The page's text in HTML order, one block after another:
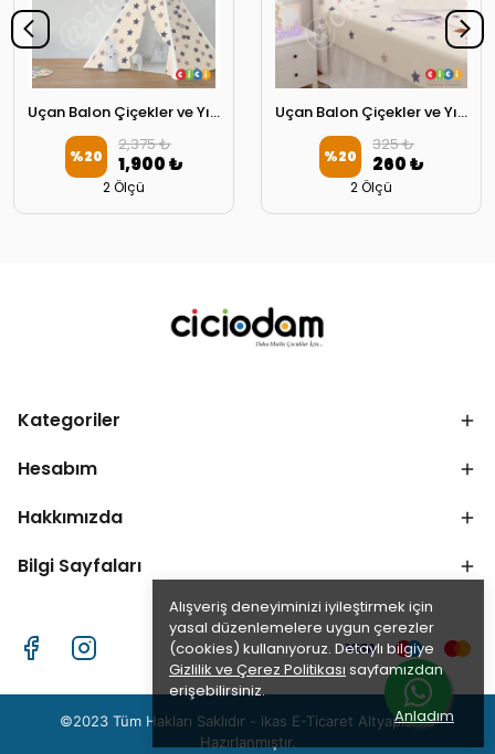
Alışveriş deneyiminizi iyileştirmek için
yasal düzenlemelere uygun çerezler
(cookies) kullanıyoruz. Detaylı bilgiye
Gizlilik ve Çerez Politikası sayfamızdan
erişebilirsiniz.
Anladım
Uçan Balon Çiçekler ve Yıldızlar Oyun Çadırı
%20
2,375 ₺
1,900 ₺
2 Ölçü
Uçan Balon Çiçekler ve Yıldızlar Başlık Kılıfı
%20
325 ₺
260 ₺
2 Ölçü
Kategoriler
Hesabım
Hakkımızda
Bilgi Sayfaları
©2023 Tüm Hakları Saklıdır - ikas E-Ticaret Altyapısı ile
Hazırlanmıştır.